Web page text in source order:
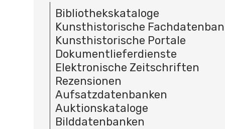
Bibliothekskataloge
Kunsthistorische
Kunsthistorische Portale
Dokumentlieferdienste
Elektronische Zeitschriften
Rezensionen
Aufsatzdatenbanken
Auktionskataloge
Bilddatenbanken